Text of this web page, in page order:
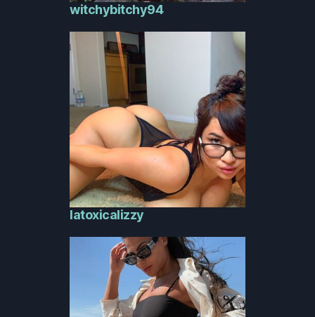
witchybitchy94
latoxicalizzy